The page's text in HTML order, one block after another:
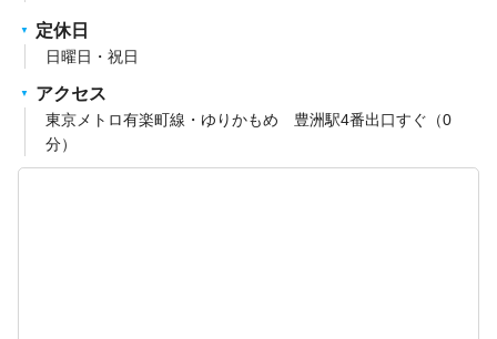
定休日
日曜日・祝日
アクセス
東京メトロ有楽町線・ゆりかもめ 豊洲駅4番出口すぐ（0
分）